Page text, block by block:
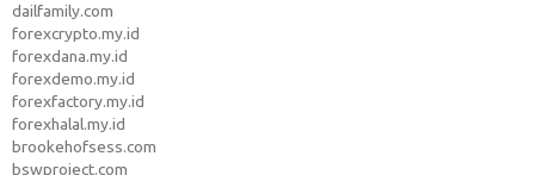
dailfamily.com
forexcrypto.my.id
forexdana.my.id
forexdemo.my.id
forexfactory.my.id
forexhalal.my.id
brookehofsess.com
bswproject.com